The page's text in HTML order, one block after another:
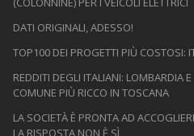
DATI ORIGINALI, ADESSO!
TOP100 DEI PROGETTI PIÙ COSTOSI:
REDDITI DEGLI ITALIANI: LOMBARDIA
COMUNE PIÙ RICCO IN TOSCANA
LA SOCIETÀ È PRONTA AD
LA RISPOSTA NON È SÌ